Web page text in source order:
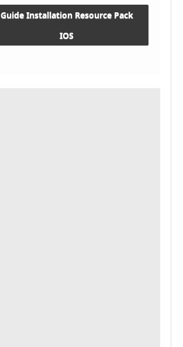
Guide Installation Resource Pack
IOS